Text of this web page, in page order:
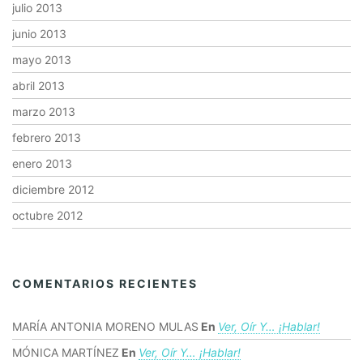
julio 2013
junio 2013
mayo 2013
abril 2013
marzo 2013
febrero 2013
enero 2013
diciembre 2012
octubre 2012
COMENTARIOS RECIENTES
MARÍA ANTONIA MORENO MULAS En Ver, Oír Y… ¡hablar!
MÓNICA MARTÍNEZ En Ver, Oír Y… ¡hablar!